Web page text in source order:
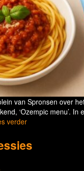
van Spronsen over
‘Ozempic menu’. In
verder